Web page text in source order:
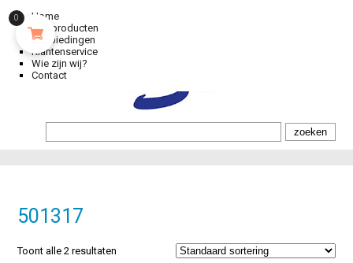
Home
Alle producten
Aanbiedingen
Klantenservice
Wie zijn wij?
Contact
501317
Toont alle 2 resultaten
0